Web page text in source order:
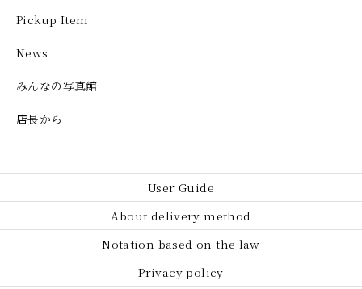
Pickup Item
News
みんなの写真館
店長から
User Guide
About delivery method
Notation based on the law
Privacy policy